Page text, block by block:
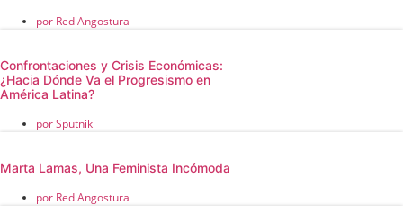
por Red Angostura
Confrontaciones y Crisis Económicas:
¿Hacia Dónde Va el Progresismo en
América Latina?
porSputnik
Marta Lamas, Una Feminista Incómoda
por Red Angostura